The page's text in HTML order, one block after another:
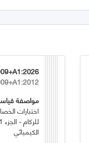
مواصفة
اختبارات
الكيميائي